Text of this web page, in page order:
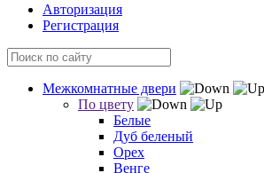
Авторизация
Регистрация
Межкомнатные двери
По цвету
Белые
Дуб беленый
Орех
Венге